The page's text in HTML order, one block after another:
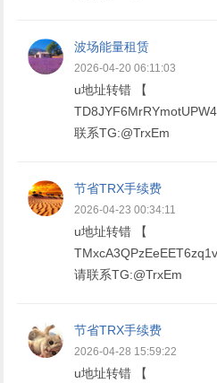
波场能量租赁
2026-04-20 06:11:03
u地址转错 【
联系TG:@TrxEm
节省TRX手续费
2026-04-23 00:34:11
u地址转错 【
请联系TG:@TrxEm
节省TRX手续费
2026-04-28 15:59:22
u地址转错 【